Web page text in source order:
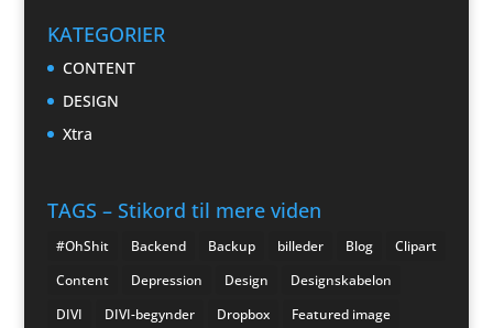
KATEGORIER
CONTENT
DESIGN
Xtra
TAGS – Stikord til mere viden
#OhShit Backend Backup billeder Blog
Clipart
Content
Depression Design
Designskabelon
DIVI
DIVI-begynder Dropbox Featured image